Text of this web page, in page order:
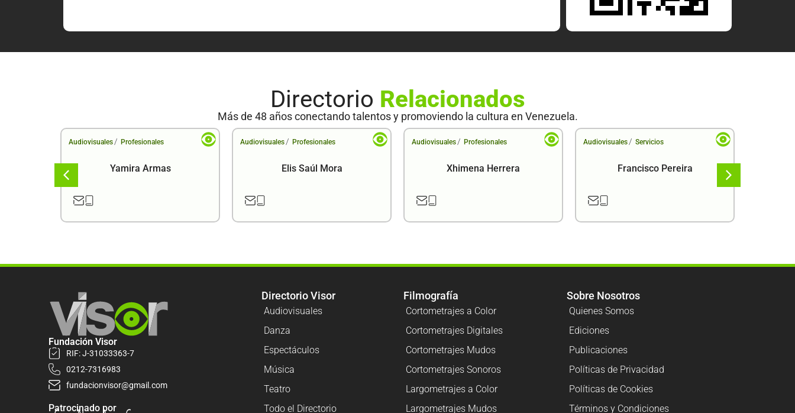
Directorio Relacionados
Más de 48 años conectando talentos y promoviendo la cultura en Venezuela.
Audiovisuales / Profesionales
Yamira Armas
Audiovisuales / Profesionales
Elis Saúl Mora
Audiovisuales / Profesionales
Xhimena Herrera
Audiovisuales / Servicios
Francisco Pereira
Fundación Visor
RIF: J-31033363-7
0212-7316983
fundacionvisor@gmail.com
Patrocinado por
Directorio Visor
Audiovisuales
Danza
Espectáculos
Música
Teatro
Todo el Directorio
Filmografía
Cortometrajes a Color
Cortometrajes Digitales
Cortometrajes Mudos
Cortometrajes Sonoros
Largometrajes a Color
Largometrajes Mudos
Sobre Nosotros
Quienes Somos
Ediciones
Publicaciones
Políticas de Privacidad
Políticas de Cookies
Términos y Condiciones